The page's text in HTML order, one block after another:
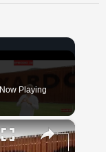
Now Playing
×